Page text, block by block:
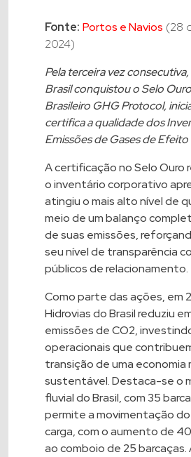
Fonte: Portos e Navios (28
2024)
Pela terceira vez
Brasil conquistou o Selo
Brasileiro GHG Protocol,
certifica a qualidade dos
Emissões de Gases de Efeito
A certificação no Selo Ouro
o inventário corporativo
atingiu o mais alto nível de
meio de um balanço
de suas emissões,
seu nível de transparência
públicos de relacionamento.
Como parte das ações, em
Hidrovias do Brasil reduziu
emissões de CO2,
operacionais que
transição de uma economia
sustentável. Destaca-se o
fluvial do Brasil, com 35
permite a movimentação
carga, com o aumento de
ao comboio de 25 barcaças.